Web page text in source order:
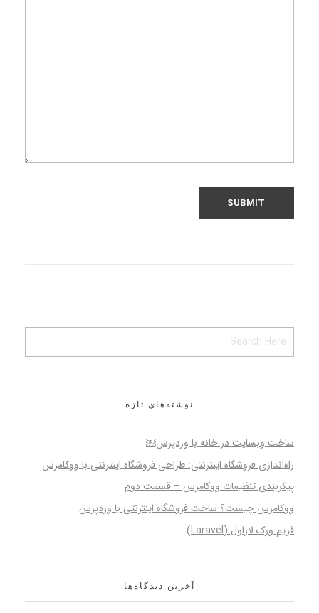
نوشته‌های تازه
ساخت وبسایت در خانه با وردپرس￼
راه‌اندازی فروشگاه اینترنتی: طراحی فروشگاه اینترنتی با ووکامرس
پیکربندی تنظیمات ووکامرس – قسمت دوم
ووکامرس چیست؟ ساخت فروشگاه اینترنتی با وردپرس
فریم ورک لاراول (Laravel)
آخرین دیدگاه‌ها